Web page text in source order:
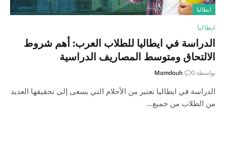
ايطاليا
ايطاليا
الدراسة في ايطاليا للطلاب العرب: أهم شروط
الالتحاق ومتوسط المصاريف الدراسية
بواسطة Mamdouh 0
الدراسة في ايطاليا تعتبر من الأحلام التي يسعى إلى تحقيقها العديد
من الطلاب من جميع…